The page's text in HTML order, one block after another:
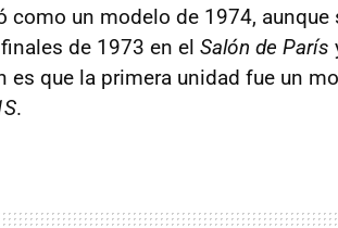
como un modelo de 1974,
de 1973 en el Salón de París
es que la primera unidad fue un
.